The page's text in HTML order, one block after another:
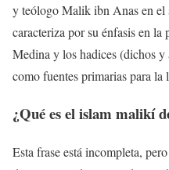
y teólogo Malik ibn Anas en el
caracteriza por su énfasis en
Medina y los hadices (dichos
como fuentes primarias para la
¿Qué es elislam malikí
Esta frase está incompleta,